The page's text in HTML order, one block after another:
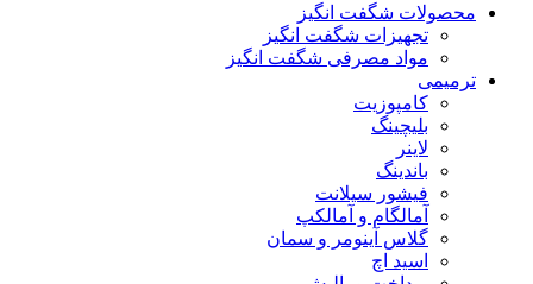
محصولات شگفت انگیز
تجهیزات شگفت انگیز
مواد مصرفی شگفت انگیز
ترمیمی
کامپوزیت
بلیچینگ
لاینر
باندینگ
فیشور سیلانت
آمالگام و آمالکپ
گلاس آینومر و سمان
اسید اچ